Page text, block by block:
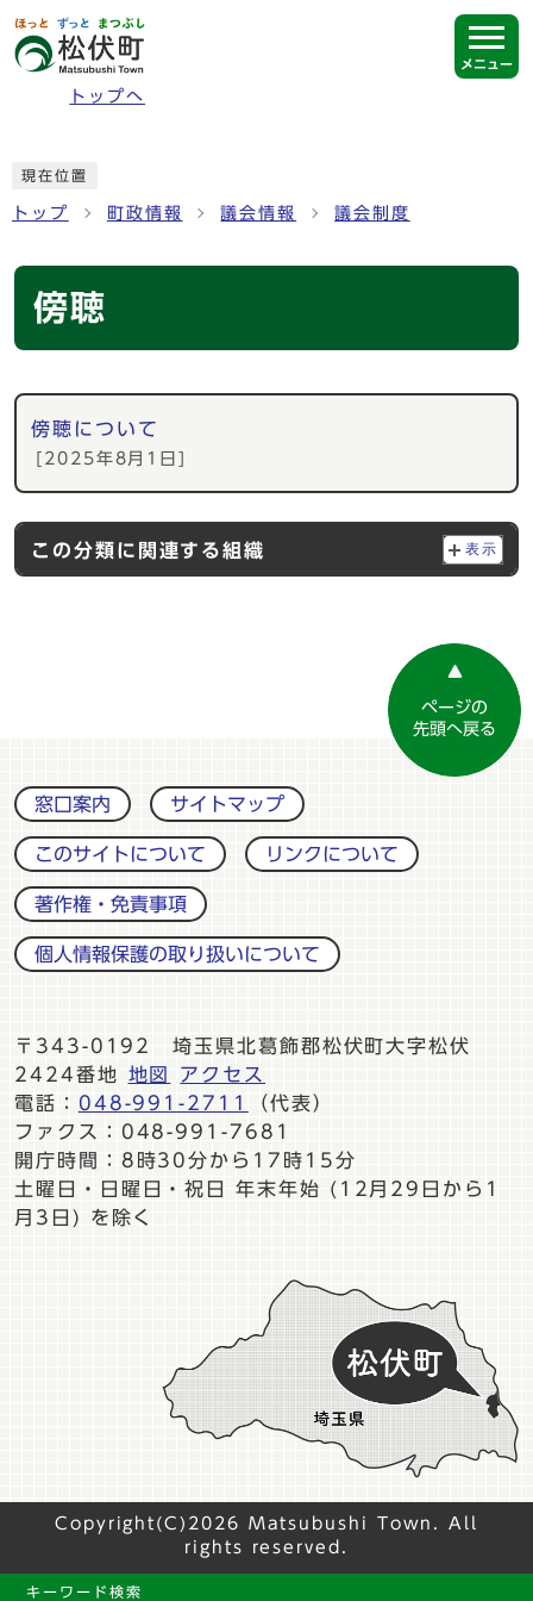
ページの先頭です
トップへ
メニュー
現在位置
トップ 町政情報 議会情報 議会制度
傍聴
メインメニュー
傍聴について
[2025年8月1日]
この分類に関連する組織 表示
ページの
先頭へ戻る
窓口案内 サイトマップ
このサイトについて リンクについて
著作権・免責事項
個人情報保護の取り扱いについて
〒343-0192 埼玉県北葛飾郡松伏町大字松伏
2424番地
地図
アクセス
電話： 048-991-2711
（代表）
ファクス：048-991-7681
開庁時間：8時30分から17時15分
土曜日・日曜日・祝日 年末年始 (12月29日から1
月3日) を除く
Copyright(C)2026 Matsubushi Town. All
rights reserved.
キーワード検索